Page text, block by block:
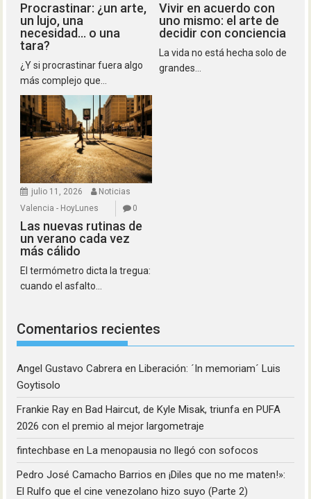
Procrastinar: ¿un arte,
un lujo, una
necesidad… o una
tara?
¿Y si procrastinar fuera algo
más complejo que...
Vivir en acuerdo con
uno mismo: el arte de
decidir con conciencia
La vida no está hecha solo de
grandes...
julio 11, 2026
Noticias
Valencia - HoyLunes
0
Las nuevas rutinas de
un verano cada vez
más cálido
El termómetro dicta la tregua:
cuando el asfalto...
Comentarios recientes
Angel Gustavo Cabrera enLiberación: ´In memoriam´ Luis
Goytisolo
Frankie Ray enBad Haircut, de Kyle Misak, triunfa en PUFA
2026 con el premio al mejor largometraje
fintechbase enLa menopausia no llegó con sofocos
Pedro José Camacho Barrios en¡Diles que no me maten!»:
El Rulfo que el cine venezolano hizo suyo (Parte 2)